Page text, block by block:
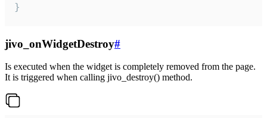
}
jivo_onWidgetDestroy#
Is executed when the widget is completely removed from the page.
It is triggered when calling jivo_destroy() method.